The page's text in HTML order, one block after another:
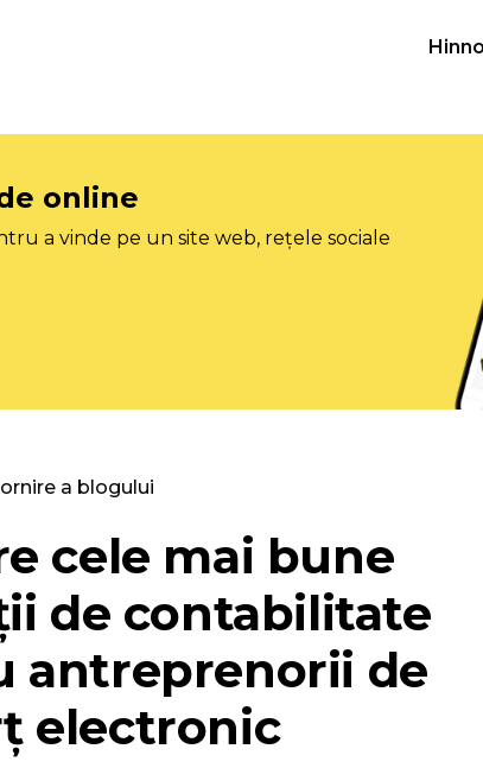
online
a vinde pe un site web, rețele sociale
a blogului
cele mai bune
de contabilitate
antreprenorii de
electronic